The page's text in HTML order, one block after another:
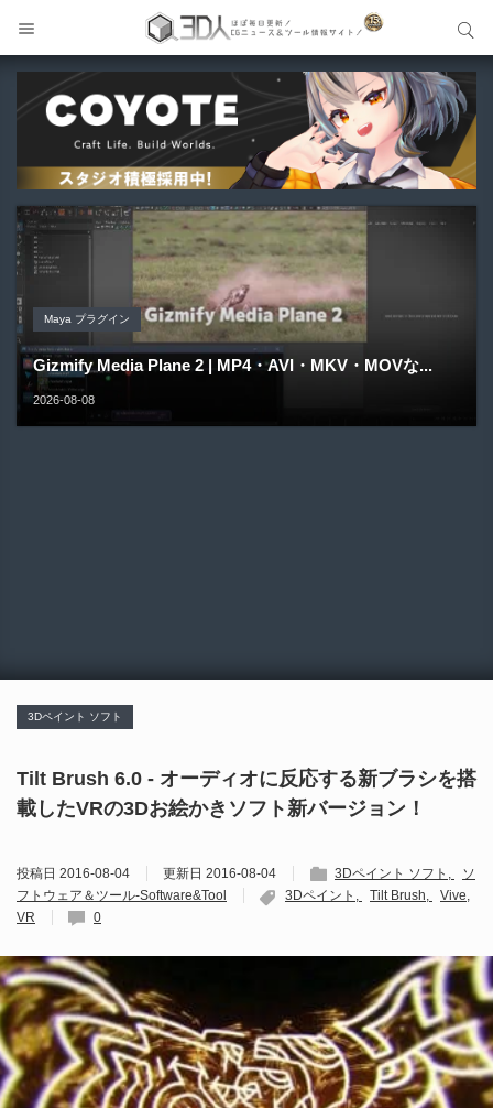
Buldozer | Blender向けリトポロジーツールセットアドオ
ン！
2026-08-09
Maya プラグイン
Gizmify Media Plane 2 | MP4・AVI・MKV・MOVな...
2026-08-08
Unreal Engine アセット
Material Parameter Manager | Unreal Engi...
2026-08-07
Unreal Engine アセット
Pipe It | 直感的にパイプ形状を構築出来るUnreal Engine
5...
2026-08-05
Unreal Engine アセット
Directive Utilities | ブループリントライブラリやエディタ
ス...
2026-08-03
3Dペイント ソフト
Tilt Brush 6.0 - オーディオに反応する新ブラシを搭
載したVRの3Dお絵かきソフト新バージョン！
投稿日 2016-08-04 更新日 2016-08-04 3Dペイント ソフト
ソ
フトウェア＆ツール-Software&Tool
3Dペイント Tilt Brush
Vive
VR
0
サイト内検索